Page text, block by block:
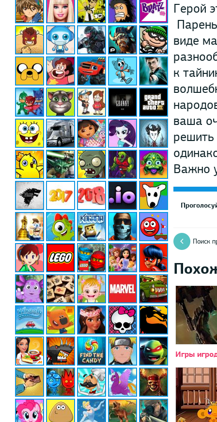
Герой
виде
к
ваша
решить
Важно
Поиск
Игры